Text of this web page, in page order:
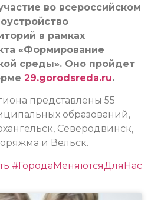
во всероссийском
в рамках
«Формирование
среды». Оно пройдет
29.gorodsreda.ru.
представлены 55
образований,
Северодвинск,
и Вельск.
#ГородаМеняютсяДляНас